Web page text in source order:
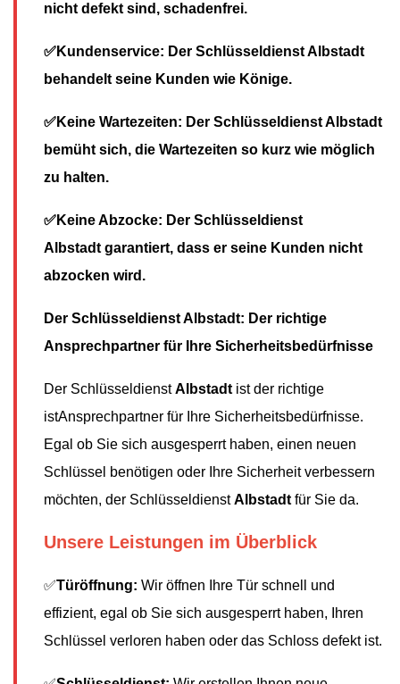
nicht defekt sind, schadenfrei.
✅Kundenservice: Der Schlüsseldienst Albstadt
behandelt seine Kunden wie Könige.
✅Keine Wartezeiten: Der Schlüsseldienst Albstadt
bemüht sich, die Wartezeiten so kurz wie möglich
zu halten.
✅Keine Abzocke: Der Schlüsseldienst
Albstadt garantiert, dass er seine Kunden nicht
abzocken wird.
Der Schlüsseldienst Albstadt: Der richtige
Ansprechpartner für Ihre Sicherheitsbedürfnisse
Der SchlüsseldienstAlbstadt ist der richtige
istAnsprechpartner für Ihre Sicherheitsbedürfnisse.
Egal ob Sie sich ausgesperrt haben, einen neuen
Schlüssel benötigen oder Ihre Sicherheit verbessern
möchten, der SchlüsseldienstAlbstadt für Sie da.
Unsere Leistungen im Überblick
✅Türöffnung: Wir öffnen Ihre Tür schnell und
effizient, egal ob Sie sich ausgesperrt haben, Ihren
Schlüssel verloren haben oder das Schloss defekt ist.